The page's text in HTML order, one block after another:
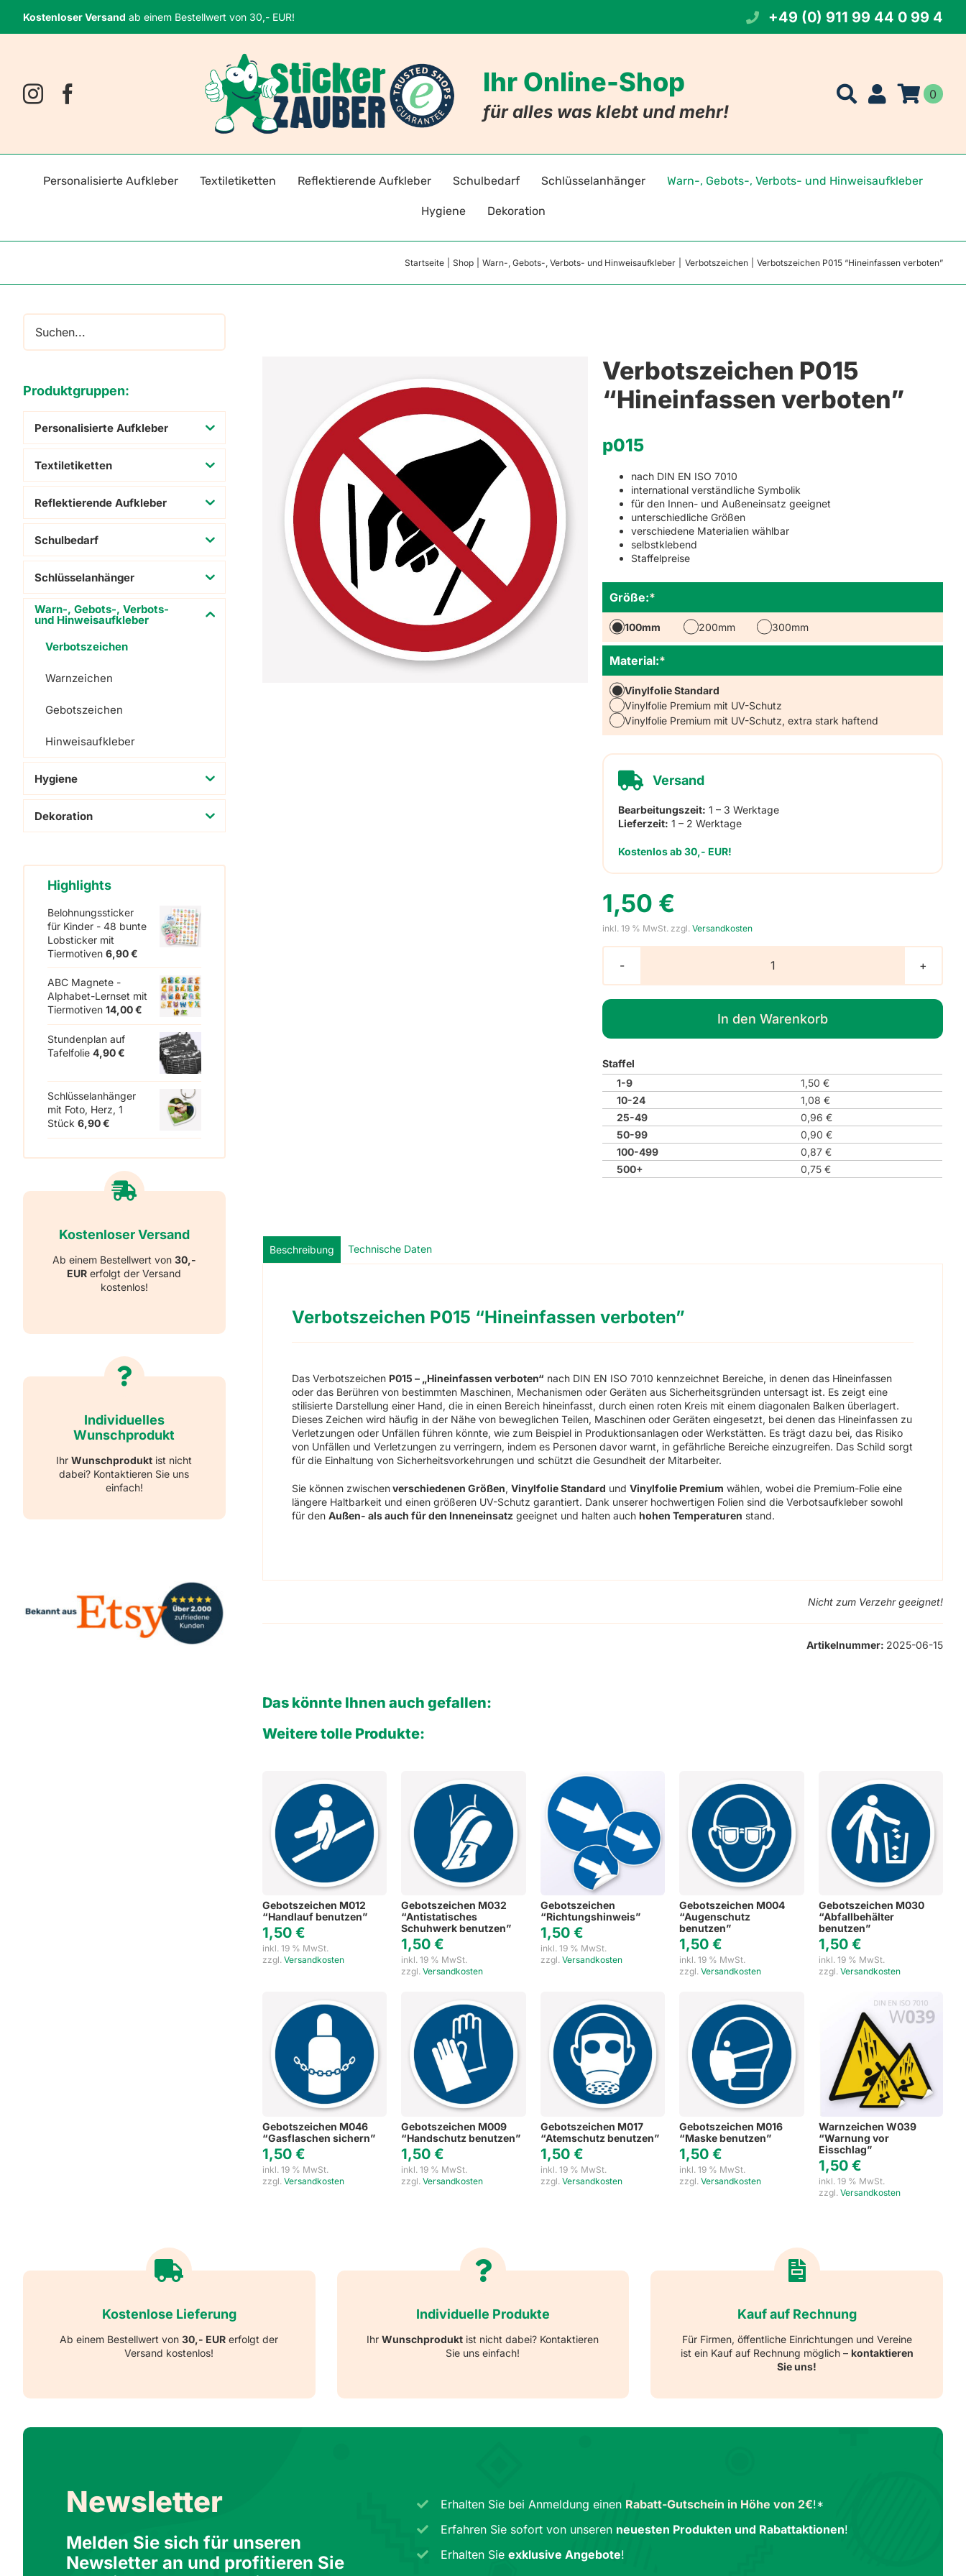
Inhalt
springen
Kostenloser Versand ab einem Bestellwert von 30,- EUR! +49 (0) 911 99 44 0 99 4
Ihr Online-Shop
für alles was klebt und mehr!
0
Personalisierte Aufkleber
Namensaufkleber
Adressaufkleber
Textiletiketten
Bügeletiketten
Reflektierende Aufkleber
Fahrradreflektoren selbstklebend
Schulbedarf
Stift- und Heftaufkleber
Schlüsselanhänger
Schlüsselanhänger mit Namen
Warn-, Gebots-, Verbots- und Hinweisaufkleber
Warnzeichen
Hygiene Dekoration
Sets
Startseite Shop Warn-, Gebots-, Verbots- und Hinweisaufkleber Verbotszeichen Verbotszeichen P015 “Hineinfassen verboten”
Verbotszeichen P015
“Hineinfassen verboten”
p015
nach DIN EN ISO 7010
international verständliche Symbolik
für den Innen- und Außeneinsatz geeignet
unterschiedliche Größen
verschiedene Materialien wählbar
selbstklebend
Staffelpreise
*
Größe:
100mm 200mm 300mm
*
Material:
Vinylfolie Standard
Vinylfolie Premium mit UV-Schutz
Vinylfolie Premium mit UV-Schutz, extra stark haftend
Versand
Bearbeitungszeit: 1 – 3 Werktage
Lieferzeit: 1 – 2 Werktage
Kostenlos ab 30,- EUR!
1,50 €
inkl. 19 % MwSt. zzgl.Versandkosten
Verbotszeichen
P015
"Hineinfassen
verboten"
Menge
In den Warenkorb
Staffel
1-9
1,50€
10-24
1,08€
25-49
0,96€
50-99
0,90€
100-499
0,87€
500+
0,75€
Beschreibung Technische Daten
Verbotszeichen P015 “Hineinfassen verboten”
Das Verbotszeichen P015 – „Hineinfassen verboten“ nach DIN EN ISO 7010 kennzeichnet Bereiche, in denen das Hineinfassen
oder das Berühren von bestimmten Maschinen, Mechanismen oder Geräten aus Sicherheitsgründen untersagt ist. Es zeigt eine
stilisierte Darstellung einer Hand, die in einen Bereich hineinfasst, durch einen roten Kreis mit einem diagonalen Balken überlagert.
Dieses Zeichen wird häufig in der Nähe von beweglichen Teilen, Maschinen oder Geräten eingesetzt, bei denen das Hineinfassen zu
Verletzungen oder Unfällen führen könnte, wie zum Beispiel in Produktionsanlagen oder Werkstätten. Es trägt dazu bei, das Risiko
von Unfällen und Verletzungen zu verringern, indem es Personen davor warnt, in gefährliche Bereiche einzugreifen. Das Schild sorgt
für die Einhaltung von Sicherheitsvorkehrungen und schützt die Gesundheit der Mitarbeiter.
Sie können zwischenverschiedenen Größen, Vinylfolie Standard und Vinylfolie Premium wählen, wobei die Premium-Folie eine
längere Haltbarkeit und einen größeren UV-Schutz garantiert. Dank unserer hochwertigen Folien sind die Verbotsaufkleber sowohl
für den Außen- als auch für den Inneneinsatzgeeignet und halten auch hohen Temperaturen stand.
Nicht zum Verzehr geeignet!
Artikelnummer: 2025-06-15
Das könnte Ihnen auch gefallen:
Weitere tolle Produkte:
Gebotszeichen M012
“Handlauf benutzen”
1,50 €
inkl. 19 % MwSt.
zzgl. Versandkosten
Gebotszeichen M032
“Antistatisches
Schuhwerk benutzen”
1,50€
inkl. 19 % MwSt.
zzgl.Versandkosten
Gebotszeichen
“Richtungshinweis”
1,50 €
inkl. 19 % MwSt.
zzgl. Versandkosten
Gebotszeichen M004
“Augenschutz
benutzen”
1,50€
inkl. 19 % MwSt.
zzgl.Versandkosten
Gebotszeichen M030
“Abfallbehälter
benutzen”
1,50 €
inkl. 19 % MwSt.
zzgl. Versandkosten
Gebotszeichen M046
“Gasflaschen sichern”
1,50 €
inkl. 19 % MwSt.
zzgl. Versandkosten
Gebotszeichen M009
“Handschutz benutzen”
1,50€
inkl. 19 % MwSt.
zzgl.Versandkosten
Gebotszeichen M017
“Atemschutz benutzen”
1,50 €
inkl. 19 % MwSt.
zzgl. Versandkosten
Gebotszeichen M016
“Maske benutzen”
1,50€
inkl. 19 % MwSt.
zzgl.Versandkosten
Warnzeichen W039
“Warnung vor
Eisschlag”
1,50 €
inkl. 19 % MwSt.
zzgl. Versandkosten
Produktgruppen:
Personalisierte Aufkleber
Textiletiketten
Reflektierende Aufkleber
Schulbedarf
Schlüsselanhänger
Warn-, Gebots-, Verbots-
und Hinweisaufkleber
Verbotszeichen
Warnzeichen
Gebotszeichen
Hinweisaufkleber
Hygiene
Dekoration
Highlights
Belohnungssticker
für Kinder - 48 bunte
Lobsticker mit
Tiermotiven 6,90€
ABC Magnete -
Alphabet-Lernset mit
Tiermotiven 14,00€
Stundenplan auf
Tafelfolie 4,90€
Schlüsselanhänger
mit Foto, Herz, 1
Stück 6,90€
Kostenloser Versand
Ab einem Bestellwert von 30,-
EUR erfolgt der Versand
kostenlos!
Individuelles
Wunschprodukt
IhrWunschprodukt ist nicht
dabei? Kontaktieren Sie uns
einfach!
Kostenlose Lieferung
Ab einem Bestellwert von30,- EUR erfolgt der
Versand kostenlos!
Individuelle Produkte
IhrWunschprodukt ist nicht dabei? Kontaktieren
Sie uns einfach!
Kauf auf Rechnung
Für Firmen, öffentliche Einrichtungen und Vereine
ist ein Kauf auf Rechnung möglich – kontaktieren
Sie uns!
Newsletter
Melden Sie sich für unseren
Newsletter an und profitieren Sie
Erhalten Sie bei Anmeldung einen Rabatt-Gutschein in Höhe von 2€!*
Erfahren Sie sofort von unseren neuesten Produkten und Rabattaktionen!
Erhalten Sie exklusive Angebote!